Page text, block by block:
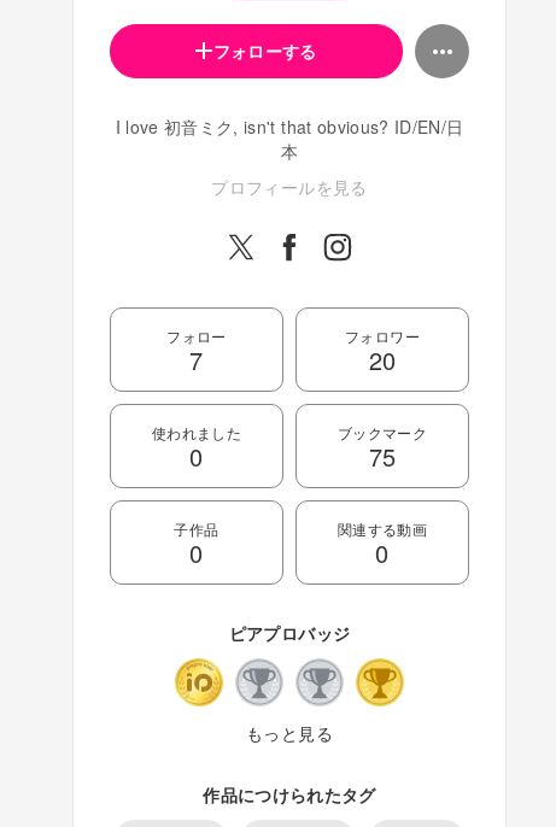
フォローする
I love 初音ミク, isn't that obvious? ID/EN/日
本
プロフィールを見る
フォロー
7
フォロワー
20
使われました
0
ブックマーク
75
子作品
0
関連する動画
0
ピアプロバッジ
もっと見る
作品につけられたタグ